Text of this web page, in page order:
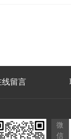
线留言
微
信